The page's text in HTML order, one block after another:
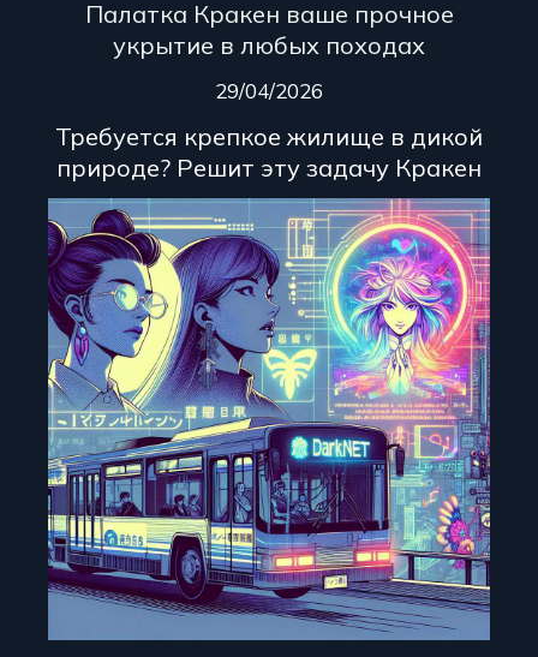
Палатка Кракен ваше прочное
укрытие в любых походах
29/04/2026
Требуется крепкое жилище в дикой
природе? Решит эту задачу Кракен